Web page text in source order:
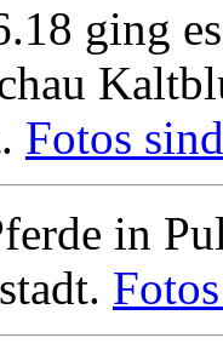
ging
Fotos
in